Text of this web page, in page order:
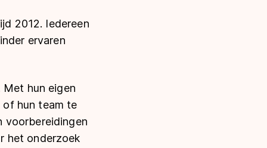
2012. Iedereen
ervaren
hun eigen
of hun team te
voorbereidingen
het onderzoek